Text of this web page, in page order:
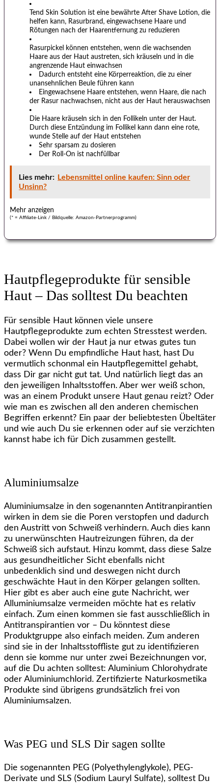
Tend Skin Solution ist eine bewährte After Shave Lotion, die
helfen kann, Rasurbrand, eingewachsene Haare und
Rötungen nach der Haarentfernung zu reduzieren
Rasurpickel können entstehen, wenn die wachsenden
Haare aus der Haut austreten, sich kräuseln und in die
angrenzende Haut einwachsen
Dadurch entsteht eine Körperreaktion, die zu einer
unansehnlichen Beule führen kann
Eingewachsene Haare entstehen, wenn Haare, die nach
der Rasur nachwachsen, nicht aus der Haut herauswachsen
Die Haare kräuseln sich in den Follikeln unter der Haut.
Durch diese Entzündung im Follikel kann dann eine rote,
wunde Stelle auf der Haut entstehen
Sehr sparsam zu dosieren
Der Roll-On ist nachfüllbar
Lies mehr: Lebensmittel online kaufen: Sinn oder
Unsinn?
(* = Affiliate-Link / Bildquelle: Amazon-Partnerprogramm)
Hautpflegeprodukte für sensible
Haut – Das solltest Du beachten
Für sensible Haut können viele unsere
Hautpflegeprodukte zum echten Stresstest werden.
Dabei wollen wir der Haut ja nur etwas gutes tun
oder? Wenn Du empfindliche Haut hast, hast Du
vermutlich schonmal ein Hautpflegemittel gehabt,
dass Dir gar nicht gut tat. Und natürlich liegt das an
den jeweiligen Inhaltsstoffen. Aber wer weiß schon,
was an einem Produkt unsere Haut genau reizt? Oder
wie man es zwischen all den anderen chemischen
Begriffen erkennt? Ein paar der beliebtesten Übeltäter
und wie auch Du sie erkennen oder auf sie verzichten
kannst habe ich für Dich zusammen gestellt.
Aluminiumsalze
Aluminiumsalze in den sogenannten Antitranpirantien
wirken in dem sie die Poren verstopfen und dadurch
den Austritt von Schweiß verhindern. Auch dies kann
zu unerwünschten Hautreizungen führen, da der
Schweiß sich aufstaut. Hinzu kommt, dass diese Salze
aus gesundheitlicher Sicht ebenfalls nicht
unbedenklich sind und deswegen nicht durch
geschwächte Haut in den Körper gelangen sollten.
Hier gibt es aber auch eine gute Nachricht, wer
Alluminiumsalze vermeiden möchte hat es relativ
einfach. Zum einen kommen sie fast ausschließlich in
Antitranspirantien vor – Du könntest diese
Produktgruppe also einfach meiden. Zum anderen
sind sie in der Inhaltsstoffliste gut zu identifizieren
denn sie komme nur unter zwei Bezeichnungen vor,
auf die Du achten solltest: Aluminium Chlorohydrate
oder Aluminiumchlorid. Zertifizierte Naturkosmetika
Produkte sind übrigens grundsätzlich frei von
Aluminiumsalzen.
Was PEG und SLS Dir sagen sollte
Die sogenannten PEG (Polyethylenglykole), PEG-
Derivate und SLS (Sodium Lauryl Sulfate), solltest Du